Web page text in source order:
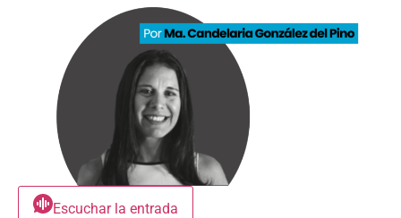
Escuchar la entrada